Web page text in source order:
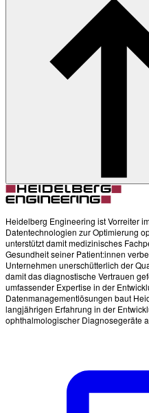
Heidelberg Engineering ist Vorreiter
Datentechnologien zur Optimierung
unterstützt damit medizinisches
Gesundheit seiner Patient:innen
Unternehmen unerschütterlich der
damit das diagnostische Vertrauen
umfassender Expertise in der
Datenmanagementlösungen baut
langjährigen Erfahrung in der
ophthalmologischer Diagnosegeräte